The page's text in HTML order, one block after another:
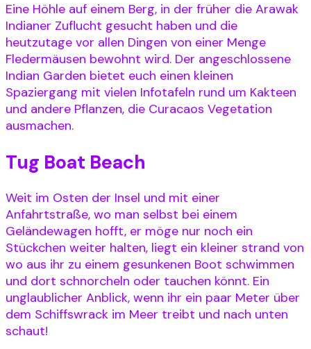
Eine Höhle auf einem Berg, in der früher die Arawak
Indianer Zuflucht gesucht haben und die
heutzutage vor allen Dingen von einer Menge
Fledermäusen bewohnt wird. Der angeschlossene
Indian Garden bietet euch einen kleinen
Spaziergang mit vielen Infotafeln rund um Kakteen
und andere Pflanzen, die Curacaos Vegetation
ausmachen.
Tug Boat Beach
Weit im Osten der Insel und mit einer
Anfahrtstraße, wo man selbst bei einem
Geländewagen hofft, er möge nur noch ein
Stückchen weiter halten, liegt ein kleiner strand von
wo aus ihr zu einem gesunkenen Boot schwimmen
und dort schnorcheln oder tauchen könnt. Ein
unglaublicher Anblick, wenn ihr ein paar Meter über
dem Schiffswrack im Meer treibt und nach unten
schaut!